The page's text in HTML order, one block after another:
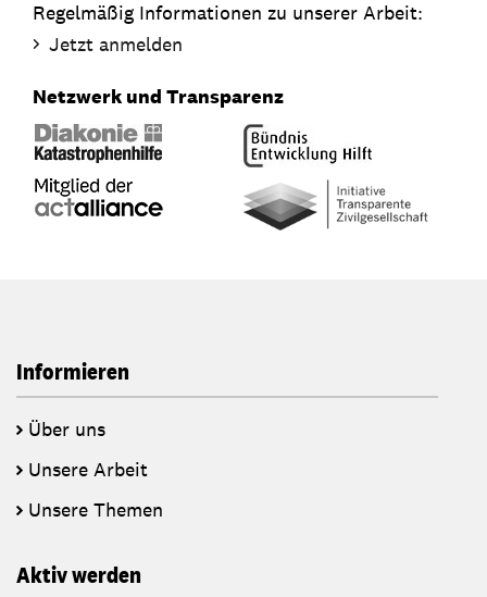
Regelmäßig Informationen zu unserer Arbeit:
Jetzt anmelden
Netzwerk und Transparenz
Informieren
Über uns
Unsere Arbeit
Unsere Themen
Aktiv werden